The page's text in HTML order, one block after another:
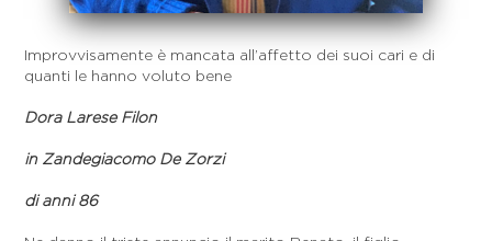
Improvvisamente è mancata all’affetto dei suoi cari e di
quanti le hanno voluto bene
Dora Larese Filon
in Zandegiacomo De Zorzi
di anni 86